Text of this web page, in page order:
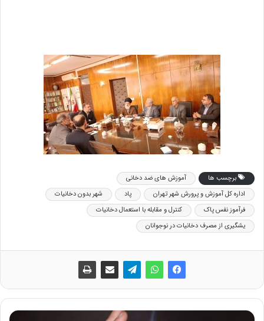
برچسب ها
آموزش های ضد دخانی
اداره کل آموزش و پرورش شهر تهران
پاد
شهر بدون دخانیات
فرآموز نفس پاک
کنترل و مقابله با استعمال دخانیات
یشگیری از مصرف دخانیات در نوجوانان